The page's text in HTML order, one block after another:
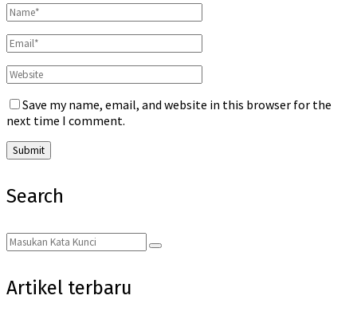
Save my name, email, and website in this browser for the
next time I comment.
Search
Search
for:
Search
Artikel terbaru